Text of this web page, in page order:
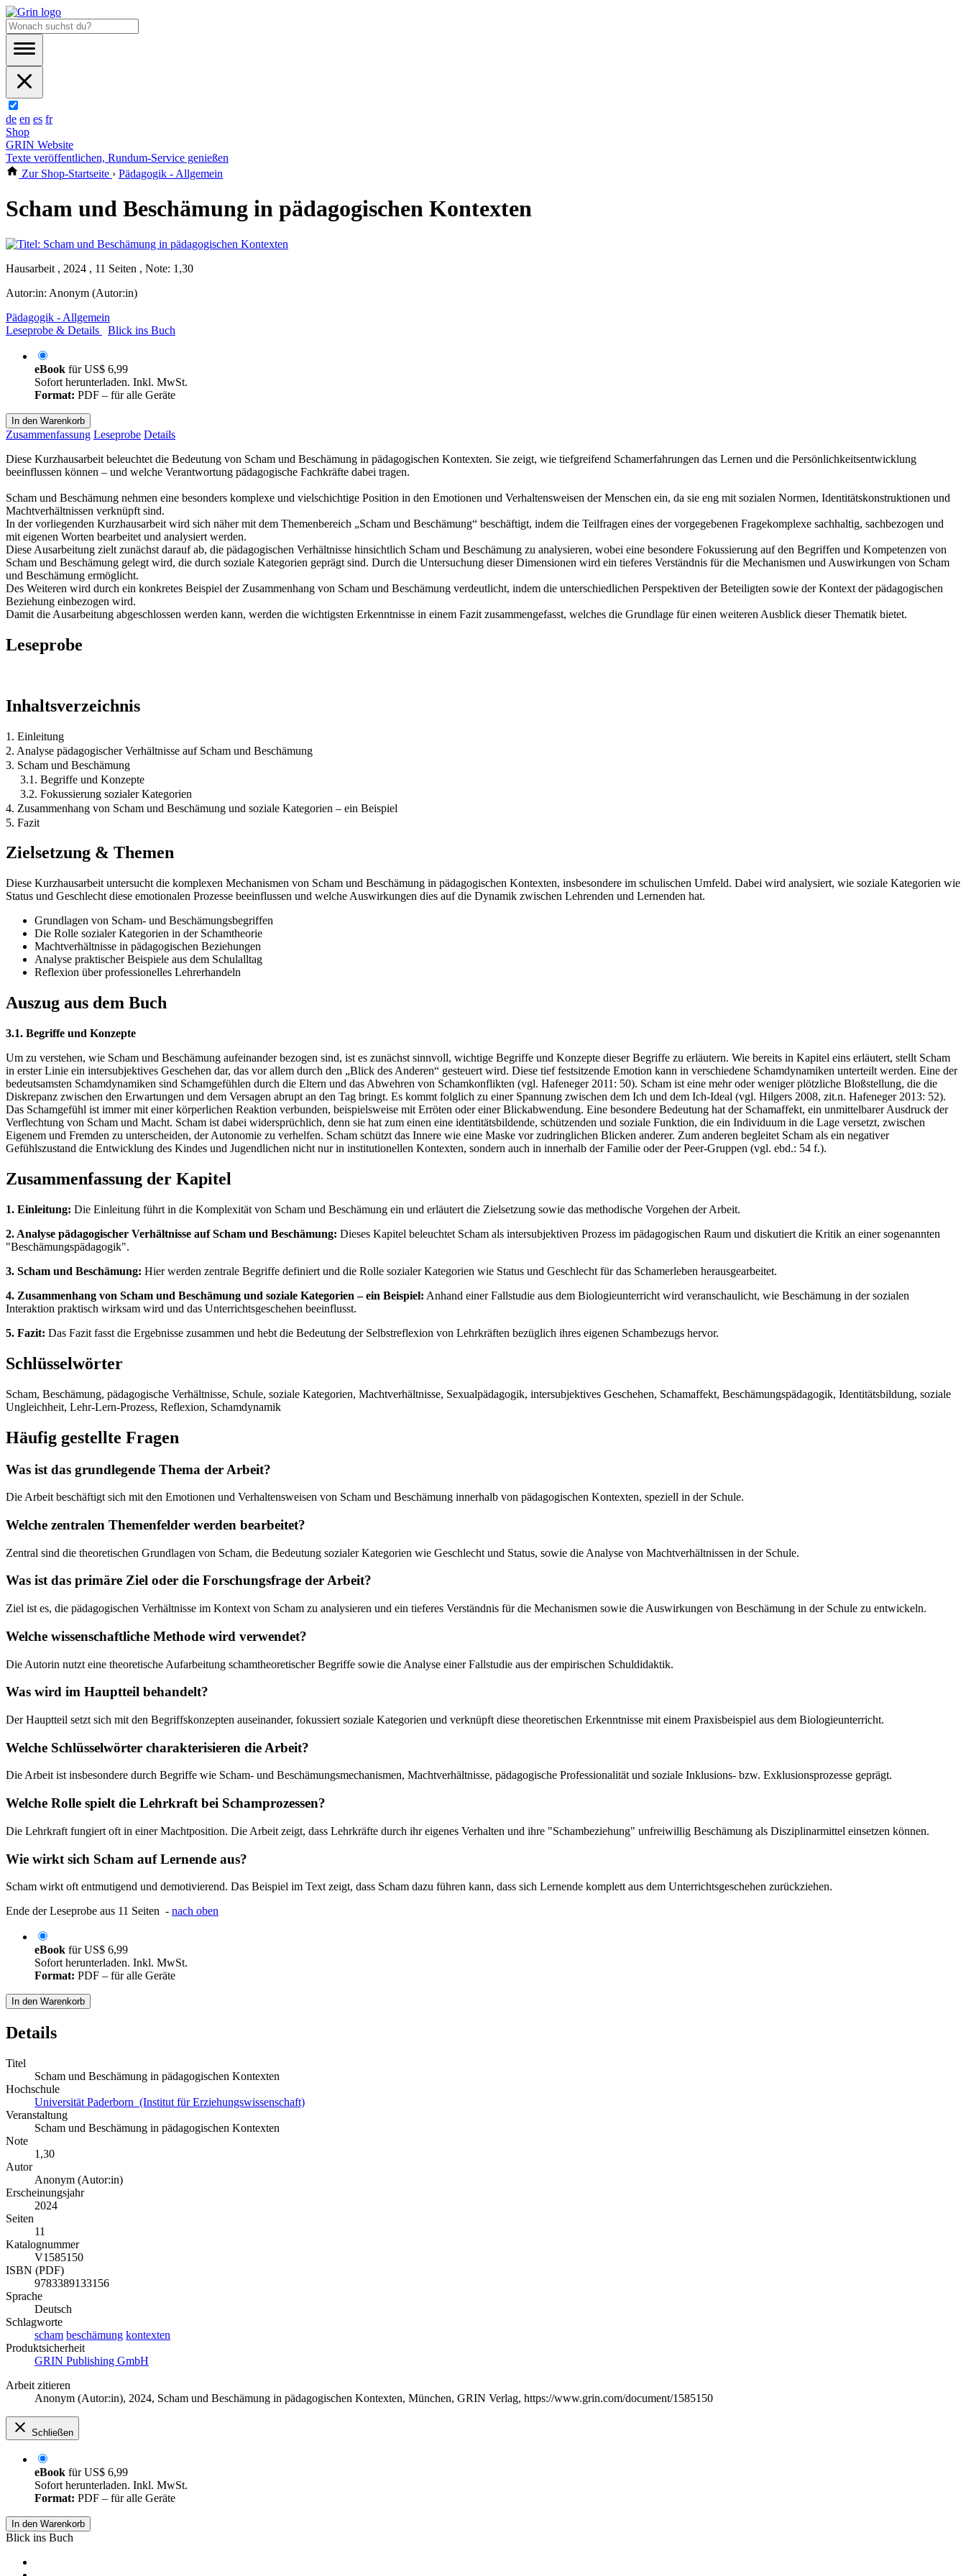
de en es fr
Shop
GRIN Website
Texte veröffentlichen, Rundum-Service genießen
Zur Shop-Startseite › Pädagogik - Allgemein
Scham und Beschämung in pädagogischen Kontexten
Hausarbeit , 2024 , 11 Seiten , Note: 1,30
Autor:in: Anonym (Autor:in)
Pädagogik - Allgemein
Leseprobe & Details
Blick ins Buch
eBook fürUS$ 6,99
Sofort herunterladen. Inkl. MwSt.
Format: PDF – für alle Geräte
In den Warenkorb
Zusammenfassung Leseprobe Details
Diese Kurzhausarbeit beleuchtet die Bedeutung von Scham und Beschämung in pädagogischen Kontexten. Sie zeigt, wie tiefgreifend Schamerfahrungen das Lernen und die Persönlichkeitsentwicklung
beeinflussen können – und welche Verantwortung pädagogische Fachkräfte dabei tragen.
Scham und Beschämung nehmen eine besonders komplexe und vielschichtige Position in den Emotionen und Verhaltensweisen der Menschen ein, da sie eng mit sozialen Normen, Identitätskonstruktionen und
Machtverhältnissen verknüpft sind.
In der vorliegenden Kurzhausarbeit wird sich näher mit dem Themenbereich „Scham und Beschämung“ beschäftigt, indem die Teilfragen eines der vorgegebenen Fragekomplexe sachhaltig, sachbezogen und
mit eigenen Worten bearbeitet und analysiert werden.
Diese Ausarbeitung zielt zunächst darauf ab, die pädagogischen Verhältnisse hinsichtlich Scham und Beschämung zu analysieren, wobei eine besondere Fokussierung auf den Begriffen und Kompetenzen von
Scham und Beschämung gelegt wird, die durch soziale Kategorien geprägt sind. Durch die Untersuchung dieser Dimensionen wird ein tieferes Verständnis für die Mechanismen und Auswirkungen von Scham
und Beschämung ermöglicht.
Des Weiteren wird durch ein konkretes Beispiel der Zusammenhang von Scham und Beschämung verdeutlicht, indem die unterschiedlichen Perspektiven der Beteiligten sowie der Kontext der pädagogischen
Beziehung einbezogen wird.
Damit die Ausarbeitung abgeschlossen werden kann, werden die wichtigsten Erkenntnisse in einem Fazit zusammengefasst, welches die Grundlage für einen weiteren Ausblick dieser Thematik bietet.
Leseprobe
Inhaltsverzeichnis
1. Einleitung
2. Analyse pädagogischer Verhältnisse auf Scham und Beschämung
3. Scham und Beschämung
3.1. Begriffe und Konzepte
3.2. Fokussierung sozialer Kategorien
4. Zusammenhang von Scham und Beschämung und soziale Kategorien – ein Beispiel
5. Fazit
Zielsetzung & Themen
Diese Kurzhausarbeit untersucht die komplexen Mechanismen von Scham und Beschämung in pädagogischen Kontexten, insbesondere im schulischen Umfeld. Dabei wird analysiert, wie soziale Kategorien wie
Status und Geschlecht diese emotionalen Prozesse beeinflussen und welche Auswirkungen dies auf die Dynamik zwischen Lehrenden und Lernenden hat.
Grundlagen von Scham- und Beschämungsbegriffen
Die Rolle sozialer Kategorien in der Schamtheorie
Machtverhältnisse in pädagogischen Beziehungen
Analyse praktischer Beispiele aus dem Schulalltag
Reflexion über professionelles Lehrerhandeln
Auszug aus dem Buch
3.1. Begriffe und Konzepte
Um zu verstehen, wie Scham und Beschämung aufeinander bezogen sind, ist es zunächst sinnvoll, wichtige Begriffe und Konzepte dieser Begriffe zu erläutern. Wie bereits in Kapitel eins erläutert, stellt Scham
in erster Linie ein intersubjektives Geschehen dar, das vor allem durch den „Blick des Anderen“ gesteuert wird. Diese tief festsitzende Emotion kann in verschiedene Schamdynamiken unterteilt werden. Eine der
bedeutsamsten Schamdynamiken sind Schamgefühlen durch die Eltern und das Abwehren von Schamkonflikten (vgl. Hafeneger 2011: 50). Scham ist eine mehr oder weniger plötzliche Bloßstellung, die die
Diskrepanz zwischen den Erwartungen und dem Versagen abrupt an den Tag bringt. Es kommt folglich zu einer Spannung zwischen dem Ich und dem Ich-Ideal (vgl. Hilgers 2008, zit.n. Hafeneger 2013: 52).
Das Schamgefühl ist immer mit einer körperlichen Reaktion verbunden, beispielsweise mit Erröten oder einer Blickabwendung. Eine besondere Bedeutung hat der Schamaffekt, ein unmittelbarer Ausdruck der
Verflechtung von Scham und Macht. Scham ist dabei widersprüchlich, denn sie hat zum einen eine identitätsbildende, schützenden und soziale Funktion, die ein Individuum in die Lage versetzt, zwischen
Eigenem und Fremden zu unterscheiden, der Autonomie zu verhelfen. Scham schützt das Innere wie eine Maske vor zudringlichen Blicken anderer. Zum anderen begleitet Scham als ein negativer
Gefühlszustand die Entwicklung des Kindes und Jugendlichen nicht nur in institutionellen Kontexten, sondern auch in innerhalb der Familie oder der Peer-Gruppen (vgl. ebd.: 54 f.).
Zusammenfassung der Kapitel
1. Einleitung: Die Einleitung führt in die Komplexität von Scham und Beschämung ein und erläutert die Zielsetzung sowie das methodische Vorgehen der Arbeit.
2. Analyse pädagogischer Verhältnisse auf Scham und Beschämung: Dieses Kapitel beleuchtet Scham als intersubjektiven Prozess im pädagogischen Raum und diskutiert die Kritik an einer sogenannten
"Beschämungspädagogik".
3. Scham und Beschämung: Hier werden zentrale Begriffe definiert und die Rolle sozialer Kategorien wie Status und Geschlecht für das Schamerleben herausgearbeitet.
4. Zusammenhang von Scham und Beschämung und soziale Kategorien – ein Beispiel: Anhand einer Fallstudie aus dem Biologieunterricht wird veranschaulicht, wie Beschämung in der sozialen
Interaktion praktisch wirksam wird und das Unterrichtsgeschehen beeinflusst.
5. Fazit: Das Fazit fasst die Ergebnisse zusammen und hebt die Bedeutung der Selbstreflexion von Lehrkräften bezüglich ihres eigenen Schambezugs hervor.
Schlüsselwörter
Scham, Beschämung, pädagogische Verhältnisse, Schule, soziale Kategorien, Machtverhältnisse, Sexualpädagogik, intersubjektives Geschehen, Schamaffekt, Beschämungspädagogik, Identitätsbildung, soziale
Ungleichheit, Lehr-Lern-Prozess, Reflexion, Schamdynamik
Häufig gestellte Fragen
Was ist das grundlegende Thema der Arbeit?
Die Arbeit beschäftigt sich mit den Emotionen und Verhaltensweisen von Scham und Beschämung innerhalb von pädagogischen Kontexten, speziell in der Schule.
Welche zentralen Themenfelder werden bearbeitet?
Zentral sind die theoretischen Grundlagen von Scham, die Bedeutung sozialer Kategorien wie Geschlecht und Status, sowie die Analyse von Machtverhältnissen in der Schule.
Was ist das primäre Ziel oder die Forschungsfrage der Arbeit?
Ziel ist es, die pädagogischen Verhältnisse im Kontext von Scham zu analysieren und ein tieferes Verständnis für die Mechanismen sowie die Auswirkungen von Beschämung in der Schule zu entwickeln.
Welche wissenschaftliche Methode wird verwendet?
Die Autorin nutzt eine theoretische Aufarbeitung schamtheoretischer Begriffe sowie die Analyse einer Fallstudie aus der empirischen Schuldidaktik.
Was wird im Hauptteil behandelt?
Der Hauptteil setzt sich mit den Begriffskonzepten auseinander, fokussiert soziale Kategorien und verknüpft diese theoretischen Erkenntnisse mit einem Praxisbeispiel aus dem Biologieunterricht.
Welche Schlüsselwörter charakterisieren die Arbeit?
Die Arbeit ist insbesondere durch Begriffe wie Scham- und Beschämungsmechanismen, Machtverhältnisse, pädagogische Professionalität und soziale Inklusions- bzw. Exklusionsprozesse geprägt.
Welche Rolle spielt die Lehrkraft bei Schamprozessen?
Die Lehrkraft fungiert oft in einer Machtposition. Die Arbeit zeigt, dass Lehrkräfte durch ihr eigenes Verhalten und ihre "Schambeziehung" unfreiwillig Beschämung als Disziplinarmittel einsetzen können.
Wie wirkt sich Scham auf Lernende aus?
Scham wirkt oft entmutigend und demotivierend. Das Beispiel im Text zeigt, dass Scham dazu führen kann, dass sich Lernende komplett aus dem Unterrichtsgeschehen zurückziehen.
Ende der Leseprobe aus 11 Seiten - nach oben
eBook fürUS$ 6,99
Sofort herunterladen. Inkl. MwSt.
Format: PDF – für alle Geräte
In den Warenkorb
Details
Titel
Scham und Beschämung in pädagogischen Kontexten
Hochschule
Universität Paderborn (Institut für Erziehungswissenschaft)
Veranstaltung
Scham und Beschämung in pädagogischen Kontexten
Note
1,30
Autor
Anonym (Autor:in)
Erscheinungsjahr
2024
Seiten
11
Katalognummer
V1585150
ISBN (PDF)
9783389133156
Sprache
Deutsch
Schlagworte
scham beschämung kontexten
Produktsicherheit
GRIN Publishing GmbH
Arbeit zitieren
Anonym (Autor:in), 2024, Scham und Beschämung in pädagogischen Kontexten, München, GRIN Verlag, https://www.grin.com/document/1585150
Schließen
eBook fürUS$ 6,99
Sofort herunterladen. Inkl. MwSt.
Format: PDF – für alle Geräte
In den Warenkorb
Blick ins Buch